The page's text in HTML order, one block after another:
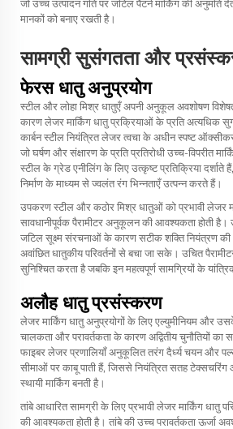
जो उच्च उत्पादन गति पर जटिल पैटर्न मार्किंग की अनुमति
मानकों को बनाए रखती है।
सामग्री सुसंगतता और
फेरस धातु अनुप्रयोग
स्टील और लोहा मिश्र धातुएँ अपनी अनुकूल अवशोषण
कारण लेजर मार्किंग धातु प्रक्रियाओं के प्रति अत्यधिक
कार्बन स्टील नियंत्रित लेजर त्वचा के अधीन स्पष्ट
जो घर्षण और संक्षारण के प्रति प्रतिरोधी उच्च-विपरीत
स्टील के ग्रेड एनीलिंग के लिए उत्कृष्ट प्रतिक्रिया दर्शाते
निर्माण के माध्यम से ज्वलंत रंग भिन्नताएँ उत्पन्न करते हैं।
उपकरण स्टील और कठोर मिश्र धातुओं को प्रभावी लेजर
सावधानीपूर्वक पैरामीटर अनुकूलन की आवश्यकता होती है।
जटिल सूक्ष्म संरचनाओं के कारण सटीक शक्ति नियंत्रण की
अवांछित धातुकीय परिवर्तनों से बचा जा सके। उचित
सुनिश्चित करता है जबकि इन महत्वपूर्ण सामग्रियों के
अलौह धातु प्रसंस्करण
लेजर मार्किंग धातु अनुप्रयोगों के लिए एल्युमीनियम और
चालकता और परावर्तकता के कारण अद्वितीय चुनौतियों का
फाइबर लेजर प्रणालियाँ अनुकूलित तरंग दैर्ध्य चयन और
सीमाओं पर काबू पाती हैं, जिससे नियंत्रित सतह
स्थायी मार्किंग बनती है।
तांबे आधारित सामग्री के लिए प्रभावी लेजर मार्किंग धातु
की आवश्यकता होती है। तांबे की उच्च परावर्तकता ऊर्जा